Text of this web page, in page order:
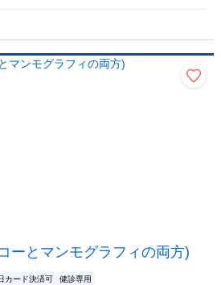
ーとマンモグラフィの両方)
カード決済可 健診専用